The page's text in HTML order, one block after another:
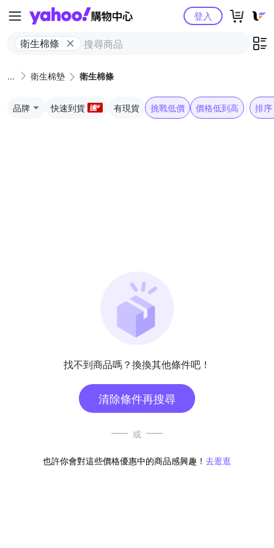
Yahoo購物中心
衛生棉條
登入
衛生棉墊 衛生棉條
品牌 快速到貨 有現貨 挑戰低價 價格低到高 排序
找不到商品嗎？換換其他條件吧！
清除條件再搜尋
或
也許你會對這些價格優惠中的商品感興趣！ 去逛逛